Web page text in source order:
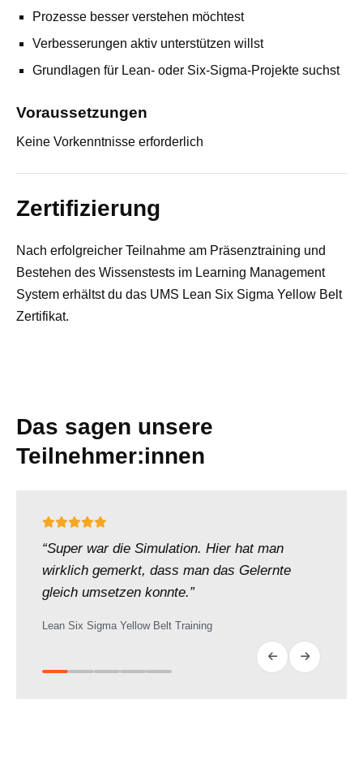
Prozesse besser verstehen möchtest
Verbesserungen aktiv unterstützen willst
Grundlagen für Lean‑ oder Six‑Sigma‑Projekte suchst
Voraussetzungen
Keine Vorkenntnisse erforderlich
Zertifizierung
Nach erfolgreicher Teilnahme am Präsenztraining und
Bestehen des Wissenstests im Learning Management
System erhältst du das UMS Lean Six Sigma Yellow Belt
Zertifikat.
Das sagen unsere
Teilnehmer:innen
“Super war die Simulation. Hier hat man
wirklich gemerkt, dass man das Gelernte
gleich umsetzen konnte.”
Lean Six Sigma Yellow Belt Training